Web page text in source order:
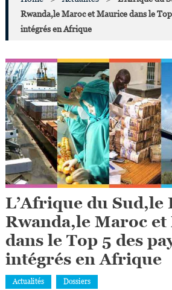
Rwanda,le Maroc et Maurice dans le
intégrés en Afrique
L’Afrique du Sud,le
Rwanda,le Maroc
dans le Top 5 des
intégrés en Afrique
Actualités Dossiers